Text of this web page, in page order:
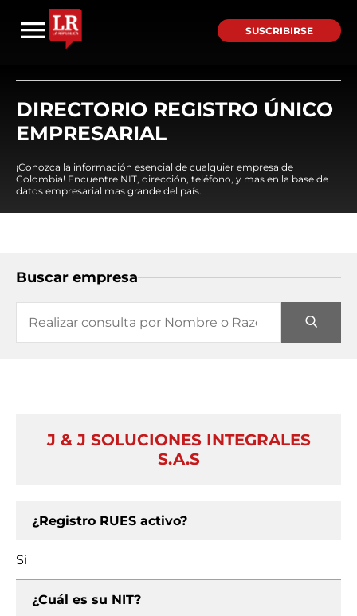
SUSCRIBIRSE
DIRECTORIO REGISTRO ÚNICO
EMPRESARIAL
¡Conozca la información esencial de cualquier empresa de
Colombia! Encuentre NIT, dirección, teléfono, y mas en la base de
datos empresarial mas grande del país.
Buscar empresa
J & J SOLUCIONES INTEGRALES
S.A.S
¿Registro RUES activo?
Si
¿Cuál es su NIT?